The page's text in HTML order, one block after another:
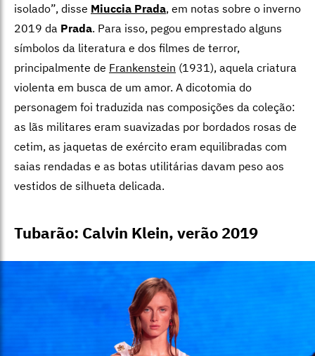
isolado”, disse Miuccia Prada, em notas sobre o inverno
2019 da Prada. Para isso, pegou emprestado alguns
símbolos da literatura e dos filmes de terror,
principalmente de Frankenstein (1931), aquela criatura
violenta em busca de um amor. A dicotomia do
personagem foi traduzida nas composições da coleção:
as lãs militares eram suavizadas por bordados rosas de
cetim, as jaquetas de exército eram equilibradas com
saias rendadas e as botas utilitárias davam peso aos
vestidos de silhueta delicada.
Tubarão: Calvin Klein, verão 2019